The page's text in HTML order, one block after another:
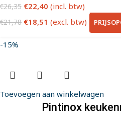
€26,35 €22,40 (incl. btw)
€21,78 €18,51 (excl. btw)
-15%
Toevoegen aan winkelwagen
Pintinox